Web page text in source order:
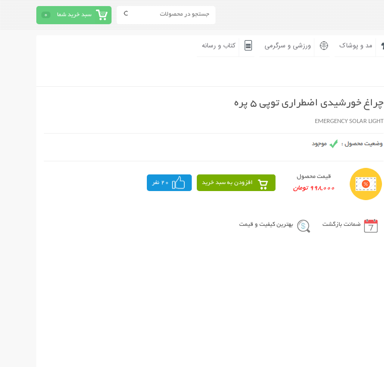
سبد خرید شما 0
مد و پوشاک ورزشی و سرگرمی کتاب و رسانه
چراغ خورشیدی اضطراری توپی 5 پره
EMERGENCY SOLAR LIGHT
قیمت محصول
998,000 تومان
افزودن به سبد خرید 20 نفر
ضمانت بازگشت بهترین کیفیت و قیمت